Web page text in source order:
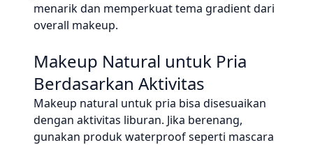
menarik dan memperkuat tema gradient dari
overall makeup.
Makeup Natural untuk Pria
Berdasarkan Aktivitas
Makeup natural untuk pria bisa disesuaikan
dengan aktivitas liburan. Jika berenang,
gunakan produk waterproof seperti mascara